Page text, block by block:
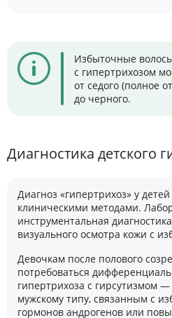
Избыточные
с гипертрихозом
от седого (полное
до черного.
Диагностика детского
Диагноз «гипертрихоз» у
клиническими методами.
инструментальная
визуального осмотра кожи с
Девочкам после полового
потребоваться
гипертрихоза с гирсутизмом
мужскому типу, связанным с
гормонов андрогенов или